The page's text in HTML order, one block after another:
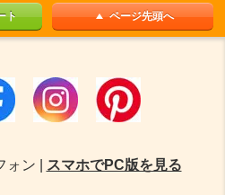
ト ページ先頭へ
ォン | スマホでPC版を見る